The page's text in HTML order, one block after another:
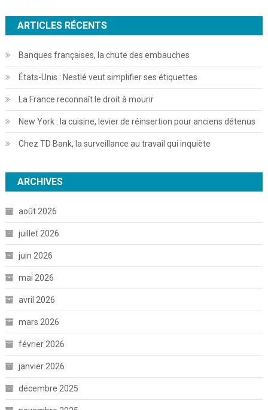
ARTICLES RÉCENTS
Banques françaises, la chute des embauches
États-Unis : Nestlé veut simplifier ses étiquettes
La France reconnaît le droit à mourir
New York : la cuisine, levier de réinsertion pour anciens détenus
Chez TD Bank, la surveillance au travail qui inquiète
ARCHIVES
août 2026
juillet 2026
juin 2026
mai 2026
avril 2026
mars 2026
février 2026
janvier 2026
décembre 2025